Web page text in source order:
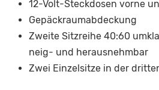
12-Volt-Steckdosen vorne
Gepäckraumabdeckung
Zweite Sitzreihe 40:60
neig- und herausnehmbar
Zwei Einzelsitze in der